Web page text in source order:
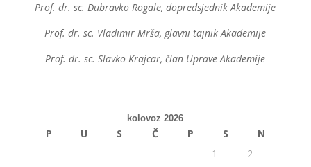
Prof. dr. sc. Dubravko Rogale, dopredsjednik Akademije
Prof. dr. sc. Vladimir Mrša, glavni tajnik Akademije
Prof. dr. sc. Slavko Krajcar, član Uprave Akademije
kolovoz 2026
P U S Č P S
N
1
2